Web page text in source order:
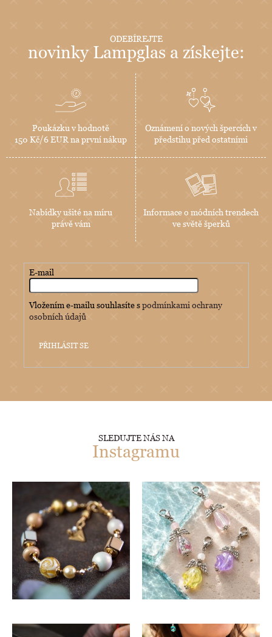
ODEBÍREJTE
novinky Lampglas a získejte:
Poukázku v hodnotě
150 Kč/6 EUR na první nákup
Oznámení o nových špercích v
předstihu před ostatními
Nabídky ušité na míru
právě vám
Informace o módních trendech
ve světě šperků
E-mail
Vložením e-mailu souhlasíte spodmínkami ochrany
osobních údajů
PŘIHLÁSIT SE
SLEDUJTE NÁS NA
Instagramu